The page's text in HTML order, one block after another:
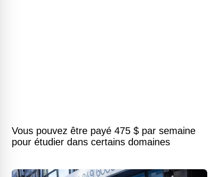
Vous pouvez être payé 475 $ par semaine
pour étudier dans certains domaines